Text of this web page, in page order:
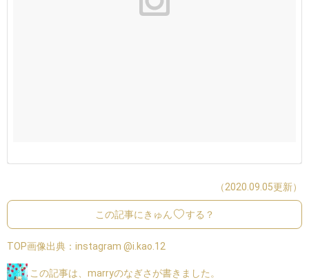
（2020.09.05更新）
この記事にきゅん する？
TOP画像出典： instagram @i.kao.12
この記事は、marryのなぎさが書きました。